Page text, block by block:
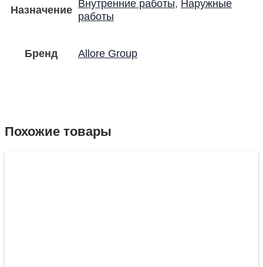
Назначение
Внутренние работы, Наружные
работы
Бренд Allore Group
Похожие товары